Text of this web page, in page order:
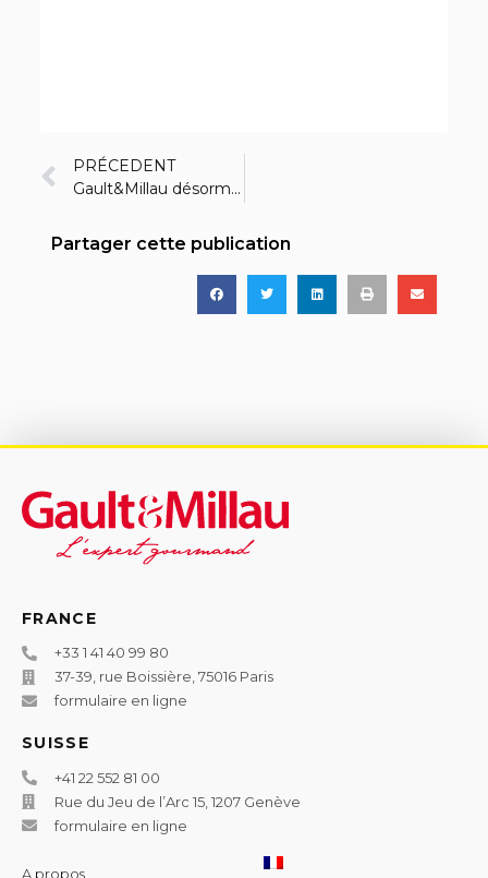
PRÉCEDENT
Gault&Millau désormais en Turquie !
Partager cette publication
FRANCE
+33 1 41 40 99 80
37-39, rue Boissière, 75016 Paris
formulaire en ligne
SUISSE
+41 22 552 81 00
Rue du Jeu de l’Arc 15, 1207 Genève
formulaire en ligne
A propos